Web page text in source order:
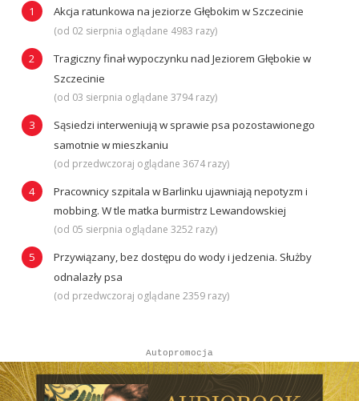
Akcja ratunkowa na jeziorze Głębokim w Szczecinie
(od 02 sierpnia oglądane 4983 razy)
Tragiczny finał wypoczynku nad Jeziorem Głębokie w
Szczecinie
(od 03 sierpnia oglądane 3794 razy)
Sąsiedzi interweniują w sprawie psa pozostawionego
samotnie w mieszkaniu
(od przedwczoraj oglądane 3674 razy)
Pracownicy szpitala w Barlinku ujawniają nepotyzm i
mobbing. W tle matka burmistrz Lewandowskiej
(od 05 sierpnia oglądane 3252 razy)
Przywiązany, bez dostępu do wody i jedzenia. Służby
odnalazły psa
(od przedwczoraj oglądane 2359 razy)
Autopromocja